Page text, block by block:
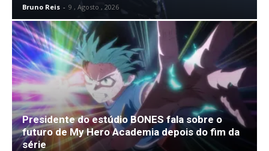
Bruno Reis - 9 , Agosto , 2026
Presidente do estúdio BONES fala sobre o
futuro de My Hero Academia depois do fim da
série